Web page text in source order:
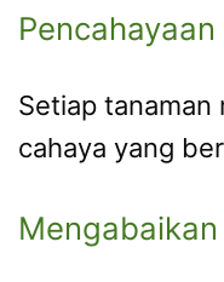
Pencahayaan
Setiap
cahaya yang